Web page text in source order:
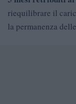
riequilibrare il
la permanenza